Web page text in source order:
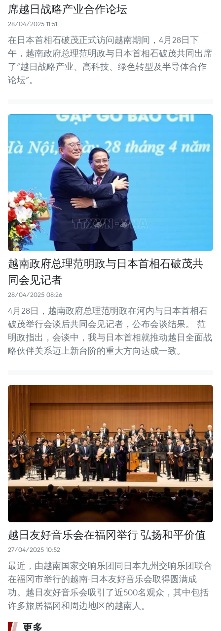
席越日战略产业合作论坛
28/04/2025 11:51
在日本首相石破茂正式访问越南期间，4月28日下
午，越南政府总理范明政与日本首相石破茂共同出席
了“越日战略产业、高科技、绿色转型及半导体合作
论坛”。
越南政府总理范明政与日本首相石破茂共
同会见记者
28/04/2025 08:26
4月28日，越南政府总理范明政在河内与日本首相石
破茂举行会谈后共同会见记者，公布会谈结果。 范
明政指出，会谈中，我与日本首相就推动越日全面战
略伙伴关系迈上新台阶的重大方向达成一致。
越日友好音乐会在福冈举行 弘扬和平价值
27/04/2025 10:52
最近，由越南国家交响乐团同日本九州交响乐团联合
在福冈市举行的越南-日本友好音乐会取得圆满成
功。越日友好音乐会吸引了近500名观众，其中包括
许多旅居福冈和周边地区的越南人。
更多